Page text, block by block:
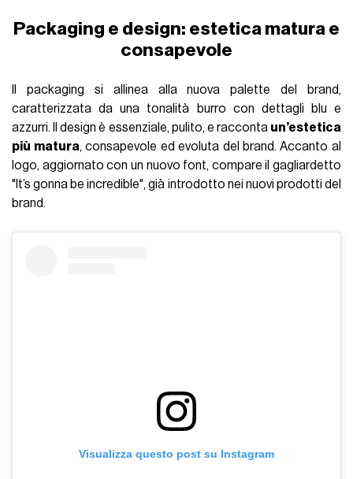
Packaging e design: estetica matura e
consapevole
Il packaging si allinea alla nuova palette del brand,
caratterizzata da una tonalità burro con dettagli blu e
azzurri. Il design è essenziale, pulito, e racconta un’estetica
più matura, consapevole ed evoluta del brand. Accanto al
logo, aggiornato con un nuovo font, compare il gagliardetto
"It’s gonna be incredible", già introdotto nei nuovi prodotti del
brand.
Visualizza questo post su Instagram